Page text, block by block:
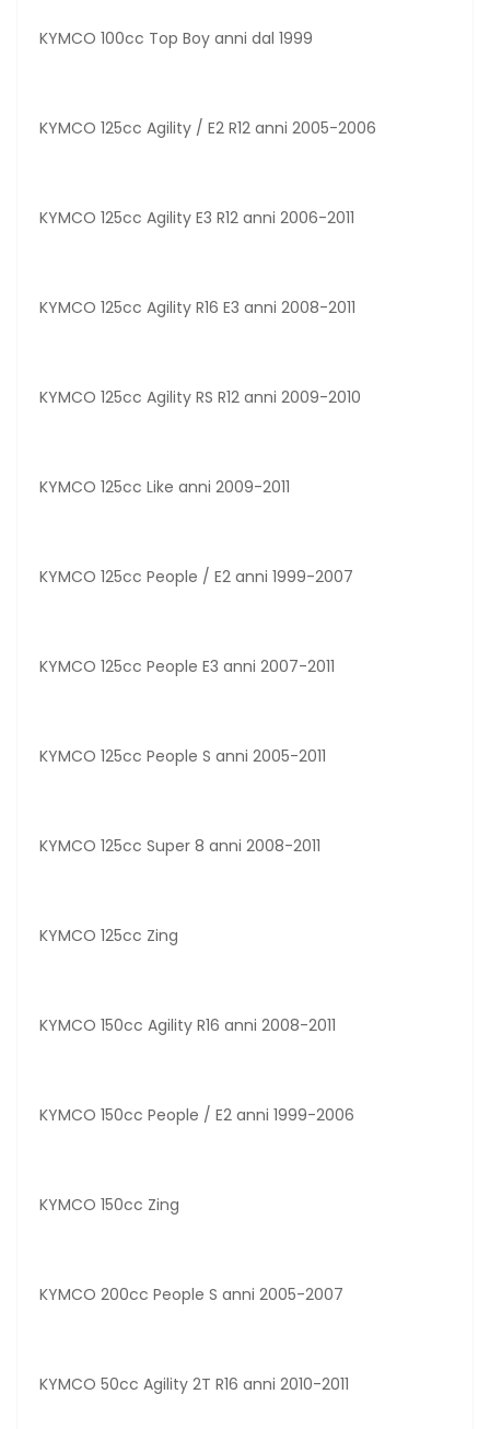
KYMCO 100cc Top Boy anni dal 1999
KYMCO 125cc Agility / E2 R12 anni 2005-2006
KYMCO 125cc Agility E3 R12 anni 2006-2011
KYMCO 125cc Agility R16 E3 anni 2008-2011
KYMCO 125cc Agility RS R12 anni 2009-2010
KYMCO 125cc Like anni 2009-2011
KYMCO 125cc People / E2 anni 1999-2007
KYMCO 125cc People E3 anni 2007-2011
KYMCO 125cc People S anni 2005-2011
KYMCO 125cc Super 8 anni 2008-2011
KYMCO 125cc Zing
KYMCO 150cc Agility R16 anni 2008-2011
KYMCO 150cc People / E2 anni 1999-2006
KYMCO 150cc Zing
KYMCO 200cc People S anni 2005-2007
KYMCO 50cc Agility 2T R16 anni 2010-2011